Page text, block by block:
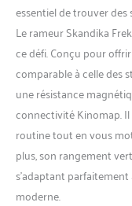
essentiel de trouver
Le rameur Skandika
ce défi. Conçu pour
comparable à celle des
une résistance
connectivité Kinomap.
routine tout en vous
plus, son rangement
s’adaptant
moderne.